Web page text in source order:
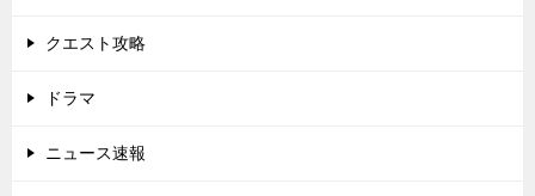
クエスト攻略
ドラマ
ニュース速報